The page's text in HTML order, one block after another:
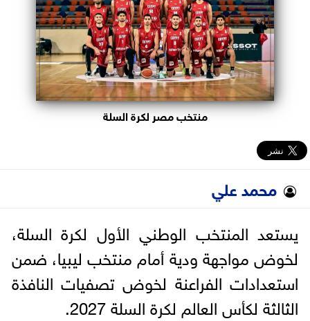
منتخب مصر لكرة السلة
محمد علي
يستعد المنتخب الوطني الأول لكرة السلة،
لخوض مواجهة ودية أمام منتخب ليبيا، ضمن
استعدادات الفراعنة لخوض تصفيات النافذة
الثالثة لكأس العالم لكرة السلة 2027.